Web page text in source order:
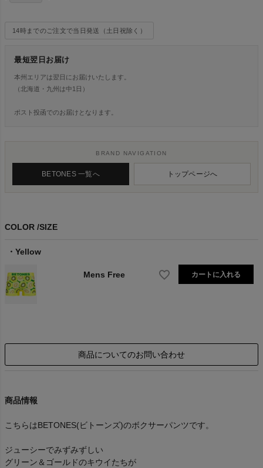
14時までのご注文で当日発送（土日祝除く）
最短翌日お届け
本州エリアは翌日にお届けいたします。
（北海道・九州は中1日）
ポスト投函でのお届けとなります。
BRAND NAVIGATION
BETONES 一覧へ トップページへ
COLOR SIZE
Yellow
Mens Free カートに入れる
商品についてのお問い合わせ
商品情報
こちらはBETONES(ビトーンズ)のボクサーパンツです。
ジューシーでみずみずしい
グリーン＆ゴールドのキウイたちが